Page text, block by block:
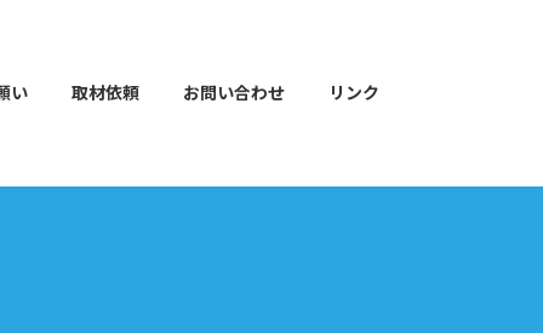
い 取材依頼 お問い合わせ リンク